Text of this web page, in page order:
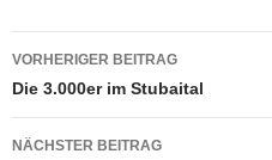
Beitragsnavigation
VORHERIGER BEITRAG
Die 3.000er im Stubaital
NÄCHSTER BEITRAG